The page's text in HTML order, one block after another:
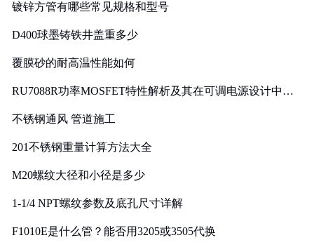
镀锌方管有哪些常见规格和型号
D400球墨铸铁井盖重多少
覆膜砂的耐高温性能如何
RU7088R功率MOSFET特性解析及其在可调电源设计中的
不锈钢通风 管道施工
201不锈钢重量计算方法大全
M20螺纹大径和小径是多少
1-1/4 NPT螺纹参数及底孔尺寸详解
F1010E是什么管？能否用3205或3505代换